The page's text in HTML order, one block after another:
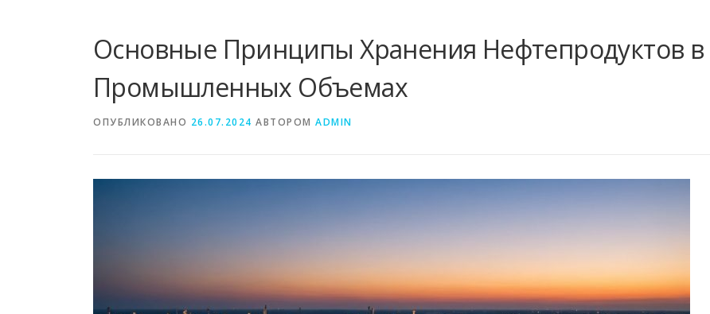
Основные Принципы Хранения Нефтепродуктов в
Промышленных Объемах
ОПУБЛИКОВАНО 26.07.2024 АВТОРОМ ADMIN